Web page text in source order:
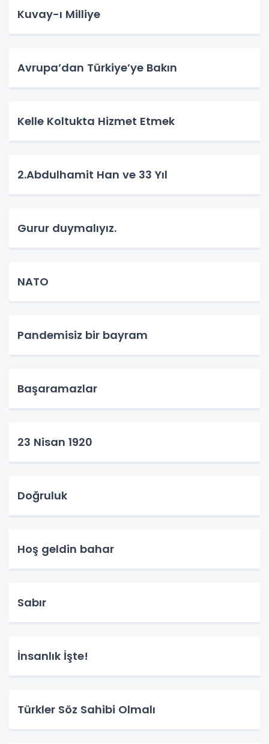
Kuvay-ı Milliye
Avrupa’dan Türkiye’ye Bakın
Kelle Koltukta Hizmet Etmek
2.Abdulhamit Han ve 33 Yıl
Gurur duymalıyız.
NATO
Pandemisiz bir bayram
Başaramazlar
23 Nisan 1920
Doğruluk
Hoş geldin bahar
Sabır
İnsanlık İşte!
Türkler Söz Sahibi Olmalı